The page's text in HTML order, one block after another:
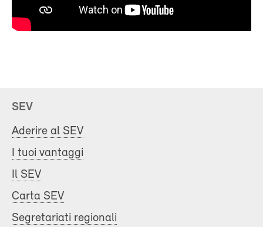
SEV
Aderire al SEV
I tuoi vantaggi
Il SEV
Carta SEV
Segretariati regionali